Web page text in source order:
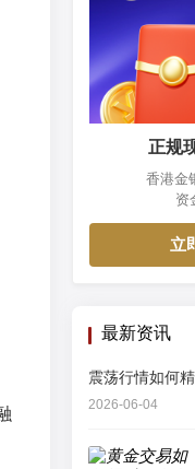
正规
香港金
资
立
最新资讯
震荡行情如何
2026-06-04